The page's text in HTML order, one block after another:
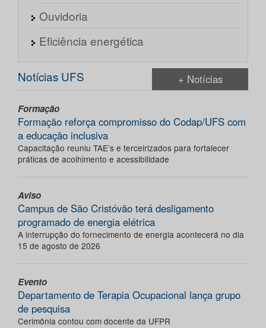
Ouvidoria
Eficiência energética
Notícias UFS + Notícias
Formação
Formação reforça compromisso do Codap/UFS com
a educação inclusiva
Capacitação reuniu TAE’s e terceirizados para fortalecer
práticas de acolhimento e acessibilidade
Aviso
Campus de São Cristóvão terá desligamento
programado de energia elétrica
A interrupção do fornecimento de energia acontecerá no dia
15 de agosto de 2026
Evento
Departamento de Terapia Ocupacional lança grupo
de pesquisa
Cerimônia contou com docente da UFPR